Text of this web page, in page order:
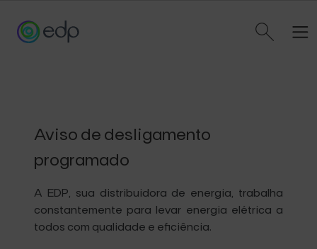
este
site
acessibilidade.
Aviso de desligamento
programado
A EDP, sua distribuidora de energia, trabalha
constantemente para levar energia elétrica a
todos com qualidade e eficiência.